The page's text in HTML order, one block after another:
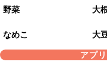
野菜 大
なめこ 大
アプ